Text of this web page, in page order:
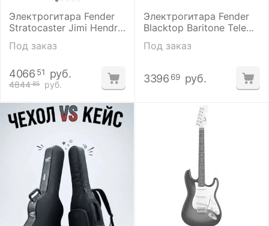
Электрогитара Fender
Stratocaster Jimi Hendrix
Strat MN OWT
Под заказ
4844 85 руб.
4066 51 руб.
Электрогитара Fender
Blacktop Baritone Tele
RW GHOST SILVER
Под заказ
3396 69 руб.